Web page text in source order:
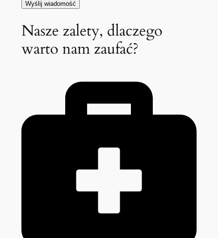
Nasze zalety, dlaczego
warto nam zaufać?